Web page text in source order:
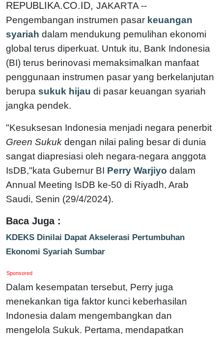
REPUBLIKA.CO.ID, JAKARTA --
Pengembangan instrumen pasar keuangan
syariah dalam mendukung pemulihan ekonomi
global terus diperkuat. Untuk itu, Bank Indonesia
(BI) terus berinovasi memaksimalkan manfaat
penggunaan instrumen pasar yang berkelanjutan
berupa sukuk hijau di pasar keuangan syariah
jangka pendek.
"Kesuksesan Indonesia menjadi negara penerbit
Green Sukuk dengan nilai paling besar di dunia
sangat diapresiasi oleh negara-negara anggota
IsDB,"kata Gubernur BI Perry Warjiyo dalam
Annual Meeting IsDB ke-50 di Riyadh, Arab
Saudi, Senin (29/4/2024).
Baca Juga :
KDEKS Dinilai Dapat Akselerasi Pertumbuhan
Ekonomi Syariah Sumbar
Sponsored
Dalam kesempatan tersebut, Perry juga
menekankan tiga faktor kunci keberhasilan
Indonesia dalam mengembangkan dan
mengelola Sukuk. Pertama, mendapatkan